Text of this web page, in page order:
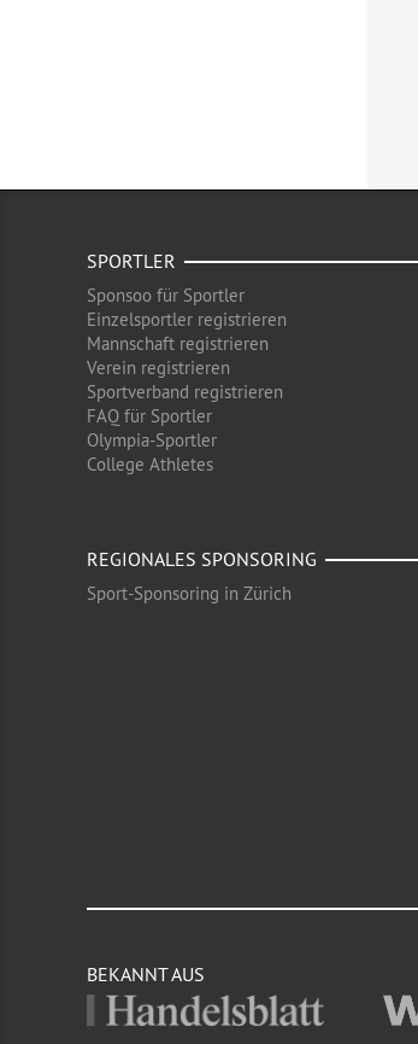
SPORTLER
Sponsoo für Sportler
Einzelsportler registrieren
Mannschaft registrieren
Verein registrieren
Sportverband registrieren
FAQ für Sportler
Olympia-Sportler
College Athletes
REGIONALES SPONSORING
Sport-Sponsoring in Zürich
BEKANNT AUS